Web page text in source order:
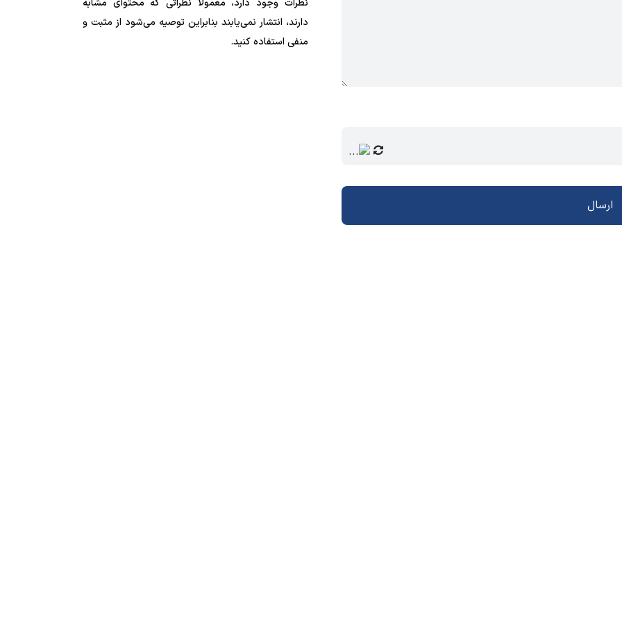
دارند، انتشار نمی‌یابند بنابراین توصیه می‌شود از مثبت و
منفی استفاده کنید.
ارسال